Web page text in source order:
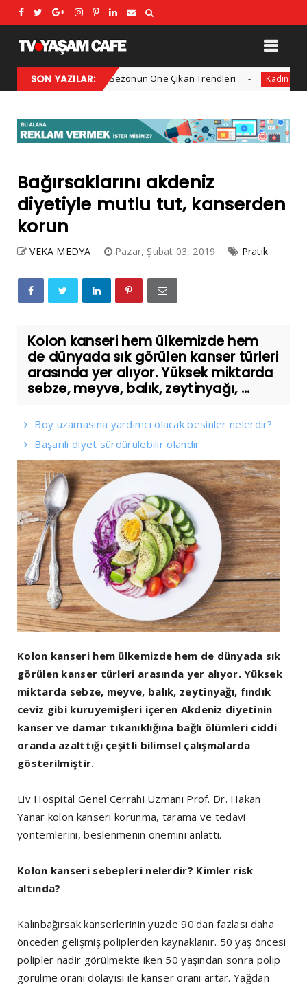
SON YAZILAR:
2025 Kış Modası: Sezonun Öne Çıkan Trendleri Kadın Her yıl
Bağırsaklarını akdeniz
diyetiyle mutlu tut, kanserden
korun
VEKA MEDYA Pazar, Şubat 03, 2019 Pratik
Kolon kanseri hem ülkemizde hem
de dünyada sık görülen kanser türleri
arasında yer alıyor. Yüksek miktarda
sebze, meyve, balık, zeytinyağı, ...
Boy uzamasına yardımcı olacak besinler nelerdir?
Başarılı diyet sürdürülebilir olandır
Kolon kanseri hem ülkemizde hem de dünyada sık
görülen kanser türleri arasında yer alıyor. Yüksek
miktarda sebze, meyve, balık, zeytinyağı, fındık
ceviz gibi kuruyemişleri içeren Akdeniz diyetinin
kanser ve damar tıkanıklığına bağlı ölümleri ciddi
oranda azalttığı çeşitli bilimsel çalışmalarda
gösterilmiştir.
Liv Hospital Genel Cerrahi Uzmanı Prof. Dr. Hakan
Yanar kolon kanseri korunma, tarama ve tedavi
yöntemlerini, beslenmenin önemini anlattı.
Kolon kanseri sebepleri nelerdir? Kimler risk
altında?
Kalınbağırsak kanserlerinin yüzde 90'dan fazlası daha
önceden gelişmiş poliplerden kaynaklanır. 50 yaş öncesi
polipler nadir görülmekte iken 50 yaşından sonra polip
görülme oranı dolayısı ile kanser oranı artar. Yağdan